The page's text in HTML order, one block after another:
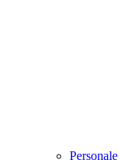
Personale